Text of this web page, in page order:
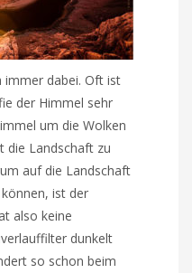
immer dabei. Oft ist
der Himmel sehr
um die Wolken
die Landschaft zu
auf die Landschaft
ist der
also keine
dunkelt
so schon beim